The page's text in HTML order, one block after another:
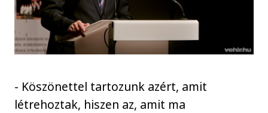
- Köszönettel tartozunk azért, amit
létrehoztak, hiszen az, amit ma